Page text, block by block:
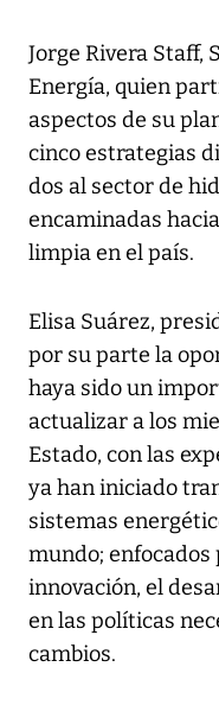
Jorge Rivera Staff,
Energía, quien
aspectos de su
cinco estrategias
dos al sector de
encaminadas
limpia en el país.
Elisa Suárez,
por su parte la
haya sido un
actualizar a los
Estado, con las
ya han iniciado
sistemas
mundo;
innovación, el
en las políticas
cambios.